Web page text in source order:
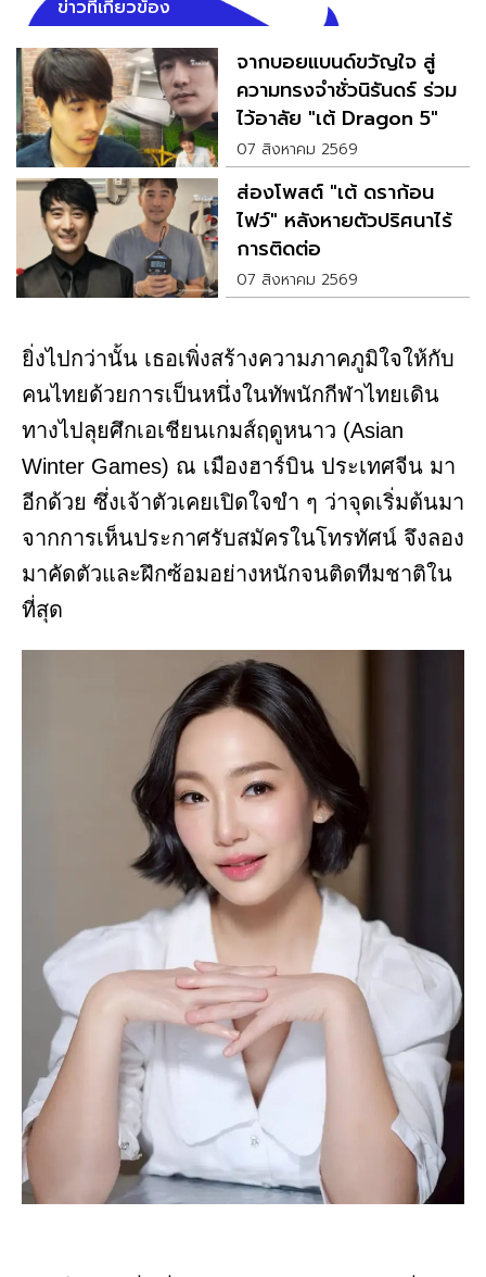
ข่าวที่เกี่ยวข้อง
จากบอยแบนด์ขวัญใจ สู่
ความทรงจำชั่วนิรันดร์ ร่วม
ไว้อาลัย "เต้ Dragon 5"
07 สิงหาคม 2569
ส่องโพสต์ "เต้ ดราก้อน
ไฟว์" หลังหายตัวปริศนาไร้
การติดต่อ
07 สิงหาคม 2569
ยิ่งไปกว่านั้น เธอเพิ่งสร้างความภาคภูมิใจให้กับ
คนไทยด้วยการเป็นหนึ่งในทัพนักกีฬาไทยเดิน
ทางไปลุยศึกเอเชียนเกมส์ฤดูหนาว (Asian
Winter Games) ณ เมืองฮาร์บิน ประเทศจีน มา
อีกด้วย ซึ่งเจ้าตัวเคยเปิดใจขำ ๆ ว่าจุดเริ่มต้นมา
จากการเห็นประกาศรับสมัครในโทรทัศน์ จึงลอง
มาคัดตัวและฝึกซ้อมอย่างหนักจนติดทีมชาติใน
ที่สุด